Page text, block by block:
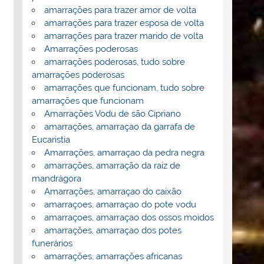
amarrações para trazer amor de volta
amarrações para trazer esposa de volta
amarrações para trazer marido de volta
Amarrações poderosas
amarrações poderosas, tudo sobre
amarrações poderosas
amarrações que funcionam, tudo sobre
amarrações que funcionam
Amarrações Vodu de são Cipriano
amarrações, amarraçao da garrafa de
Eucaristia
Amarrações, amarraçao da pedra negra
amarrações, amarração da raiz de
mandrágora
Amarrações, amarraçao do caixão
amarraçoes, amarraçao do pote vodu
amarraçoes, amarraçao dos ossos moidos
amarrações, amarraçao dos potes
funerários
amarrações, amarrações africanas